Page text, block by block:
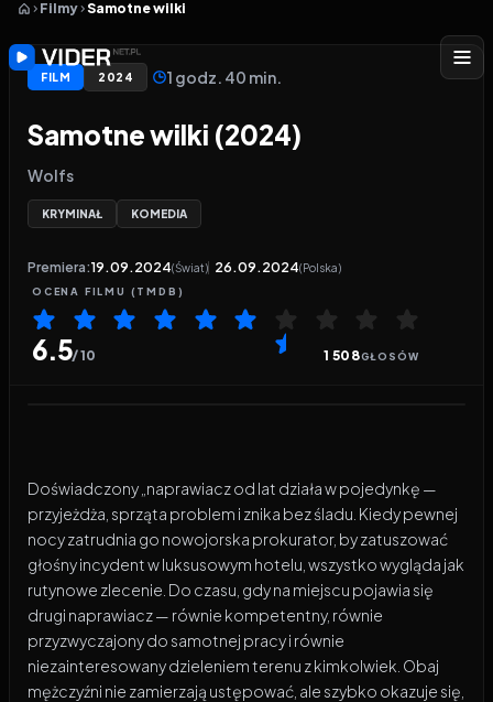
Filmy Samotne wilki
FILM 2024 1 godz. 40 min.
Samotne wilki (2024)
Wolfs
KRYMINAŁ KOMEDIA
Premiera:19.09.2024(Świat) 26.09.2024(Polska)
OCENA FILMU (TMDB)
6.5/ 10 1 508GŁOSÓW
Doświadczony „naprawiacz od lat działa w pojedynkę —
przyjeżdża, sprząta problem i znika bez śladu. Kiedy pewnej
nocy zatrudnia go nowojorska prokurator, by zatuszować
głośny incydent w luksusowym hotelu, wszystko wygląda jak
rutynowe zlecenie. Do czasu, gdy na miejscu pojawia się
drugi naprawiacz — równie kompetentny, równie
przyzwyczajony do samotnej pracy i równie
niezainteresowany dzieleniem terenu z kimkolwiek. Obaj
mężczyźni nie zamierzają ustępować, ale szybko okazuje się,